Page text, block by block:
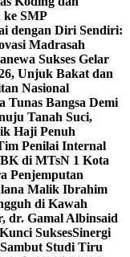
SMP
dengan Diri Sendiri:
Madrasah
Sukses Gelar
Unjuk Bakat dan
Nasional
Tunas Bangsa Demi
Tanah Suci,
Haji Penuh
Penilai Internal
di MTsN 1 Kota
Penjemputan
Malik Ibrahim
di Kawah
dr. Gamal Albinsaid
SuksesSinergi
Studi Tiru